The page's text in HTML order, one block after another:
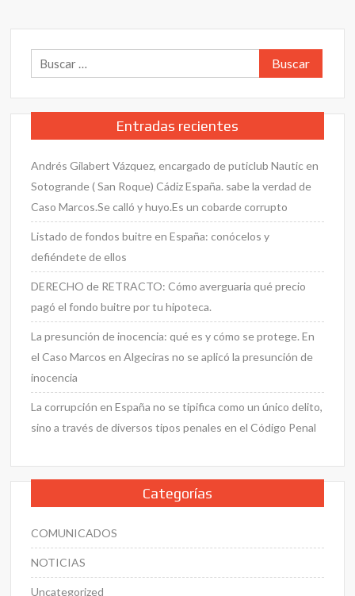
Buscar:
Entradas recientes
Andrés Gilabert Vázquez, encargado de puticlub Nautic en
Sotogrande ( San Roque) Cádiz España. sabe la verdad de
Caso Marcos.Se calló y huyo.Es un cobarde corrupto
Listado de fondos buitre en España: conócelos y
defiéndete de ellos
DERECHO de RETRACTO: Cómo averguaria qué precio
pagó el fondo buitre por tu hipoteca.
La presunción de inocencia: qué es y cómo se protege. En
el Caso Marcos en Algeciras no se aplicó la presunción de
inocencia
La corrupción en España no se tipifica como un único delito,
sino a través de diversos tipos penales en el Código Penal
Categorías
COMUNICADOS
NOTICIAS
Uncategorized